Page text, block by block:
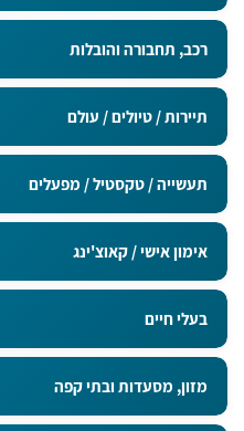
רכב, תחבורה והובלות
תיירות / טיולים / עולם
תעשייה / טקסטיל / מפעלים
אימון אישי / קאוצ'ינג
בעלי חיים
מזון, מסעדות ובתי קפה